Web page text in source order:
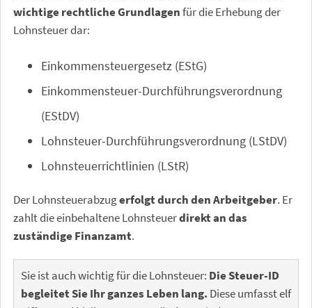
wichtige rechtliche Grundlagenfür die Erhebung der
Lohnsteuer dar:
Einkommensteuergesetz (EStG)
Einkommensteuer-Durchführungsverordnung
(EStDV)
Lohnsteuer-Durchführungsverordnung (LStDV)
Lohnsteuerrichtlinien (LStR)
Der Lohnsteuerabzugerfolgt durch den Arbeitgeber. Er
zahlt die einbehaltene Lohnsteuerdirekt an das
zuständige Finanzamt.
Sie ist auch wichtig für die Lohnsteuer: Die Steuer-ID
begleitet Sie Ihr ganzes Leben lang. Diese umfasst elf